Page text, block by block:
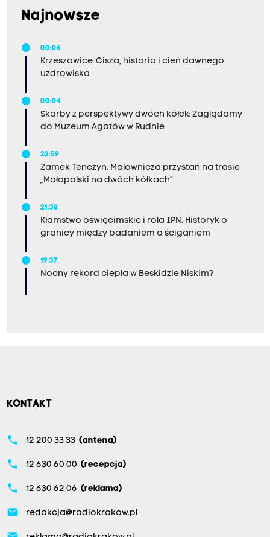
Najnowsze
00:06
Krzeszowice: Cisza, historia i cień dawnego
uzdrowiska
00:04
Skarby z perspektywy dwóch kółek: Zaglądamy
do Muzeum Agatów w Rudnie
23:59
Zamek Tenczyn. Malownicza przystań na trasie
„Małopolski na dwóch kółkach”
21:38
Kłamstwo oświęcimskie i rola IPN. Historyk o
granicy między badaniem a ściganiem
19:37
Nocny rekord ciepła w Beskidzie Niskim?
KONTAKT
phone 12 200 33 33 (antena)
phone 12 630 60 00 (recepcja)
phone 12 630 62 06 (reklama)
email redakcja@radiokrakow.pl